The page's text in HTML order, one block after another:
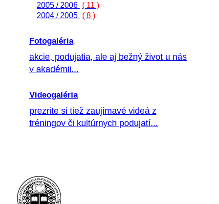
2005 / 2006 ( 11 )
2004 / 2005 ( 8 )
Fotogaléria
akcie, podujatia, ale aj bežný život u nás
v akadémii...
Videogaléria
prezrite si tiež zaujímavé videá z
tréningov či kultúrnych podujatí...